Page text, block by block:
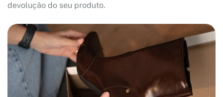
devolução do seu produto.